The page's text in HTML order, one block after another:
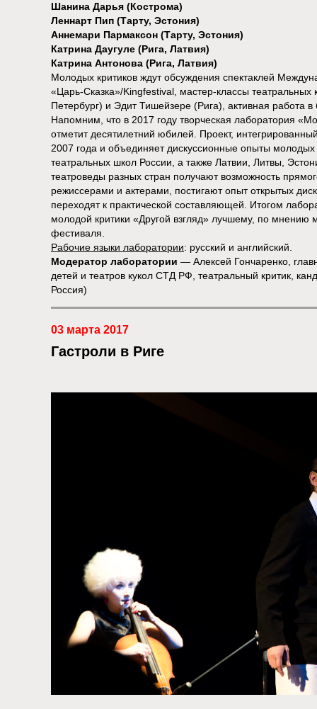
Шанина Дарья (Кострома)
Леннарт Пип (Тарту, Эстония)
Аннемари Пармаксон (Тарту, Эстония)
Катрина Даугуле (Рига, Латвия)
Катрина Антонова (Рига, Латвия)
Молодых критиков ждут обсуждения спектаклей
«Царь-Сказка»/Kingfestival, мастер-классы
Петербург) и Эдит Тишейзере (Рига), активная работа
Напомним, что в 2017 году творческая лаборатория
отметит десятилетний юбилей. Проект,
2007 года и объединяет дискуссионные опыты молодых
театральных школ России, а также Латвии, Литвы,
театроведы разных стран получают возможность
режиссерами и актерами, постигают опыт открытых
переходят к практической составляющей. Итогом
молодой критики «Другой взгляд» лучшему, по мнению
фестиваля.
Рабочие языки лаборатории: русский и английский.
Модератор лаборатории — Алексей Гончаренко,
детей и театров кукол СТД РФ, театральный критик,
Россия)
03 марта 2017
Гастроли в Риге